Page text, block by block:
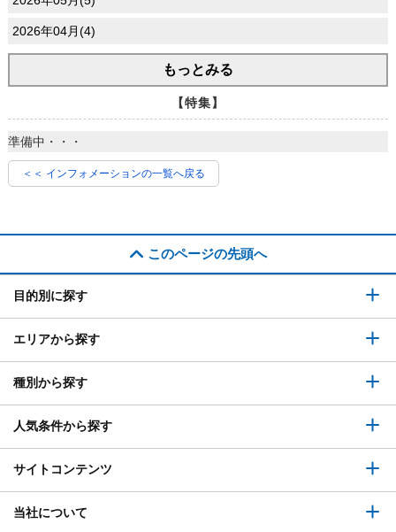
2026年04月(4)
もっとみる
【特集】
準備中・・・
＜＜ インフォメーションの一覧へ戻る
このページの先頭へ
目的別に探す
エリアから探す
種別から探す
人気条件から探す
サイトコンテンツ
当社について